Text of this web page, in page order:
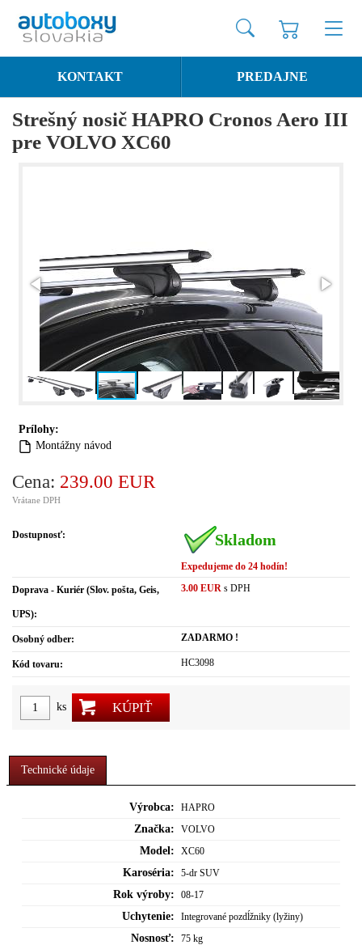
KONTAKT PREDAJNE
Strešný nosič HAPRO Cronos Aero III
pre VOLVO XC60
Prílohy:
Montážny návod
Cena: 239.00 EUR
Vrátane DPH
Dostupnosť: Skladom
Expedujeme do 24 hodín!
Doprava - Kuriér (Slov. pošta, Geis,
UPS):
3.00 EUR s DPH
Osobný odber: ZADARMO !
Kód tovaru: HC3098
ks KÚPIŤ
Technické údaje
Výrobca: HAPRO
Značka: VOLVO
Model: XC60
Karoséria: 5-dr SUV
Rok výroby: 08-17
Uchytenie: Integrované pozdĺžniky (lyžiny)
Nosnosť: 75 kg